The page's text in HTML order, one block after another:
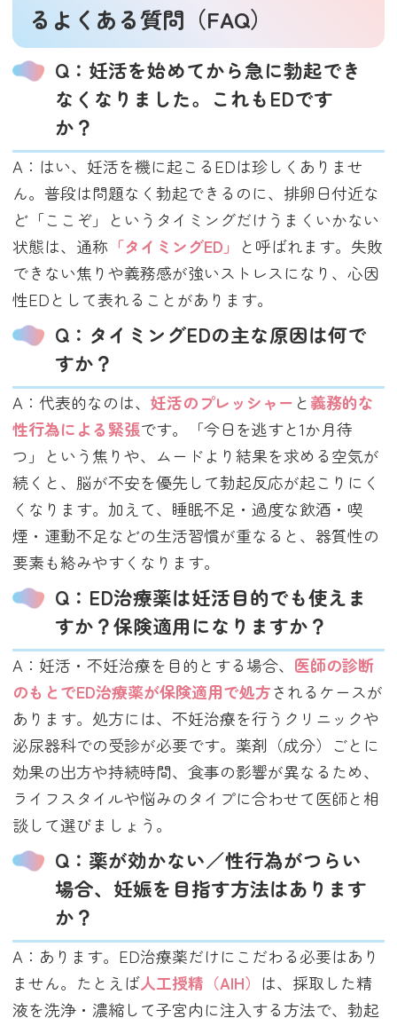
るよくある質問（FAQ）
Q：妊活を始めてから急に勃起でき
なくなりました。これもEDです
か？
A：はい、妊活を機に起こるEDは珍しくありませ
ん。普段は問題なく勃起できるのに、排卵日付近な
ど「ここぞ」というタイミングだけうまくいかない
状態は、通称 「タイミングED」
と呼ばれます。失敗
できない焦りや義務感が強いストレスになり、心因
性EDとして表れることがあります。
Q：タイミングEDの主な原因は何で
すか？
A：代表的なのは、妊活のプレッシャー と 義務的な
性行為による緊張です。「今日を逃すと1か月待
つ」という焦りや、ムードより結果を求める空気が
続くと、脳が不安を優先して勃起反応が起こりにく
くなります。加えて、睡眠不足・過度な飲酒・喫
煙・運動不足などの生活習慣が重なると、器質性の
要素も絡みやすくなります。
Q：ED治療薬は妊活目的でも使えま
すか？保険適用になりますか？
A：妊活・不妊治療を目的とする場合、 医師の診断
のもとでED治療薬が保険適用で処方されるケースが
あります。処方には、不妊治療を行うクリニックや
泌尿器科での受診が必要です。薬剤（成分）ごとに
効果の出方や持続時間、食事の影響が異なるため、
ライフスタイルや悩みのタイプに合わせて医師と相
談して選びましょう。
Q：薬が効かない／性行為がつらい
場合、妊娠を目指す方法はあります
か？
A：あります。ED治療薬だけにこだわる必要はあり
ません。たとえば人工授精（AIH） は、採取した精
液を洗浄・濃縮して子宮内に注入する方法で、勃起